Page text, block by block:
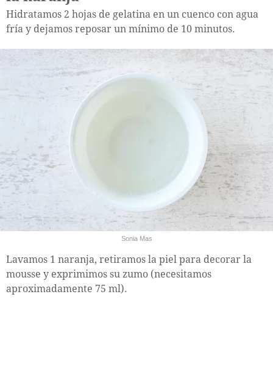
Hidratamos 2 hojas de gelatina en un cuenco con agua
fría y dejamos reposar un mínimo de 10 minutos.
Sonia Mas
Lavamos 1 naranja, retiramos la piel para decorar la
mousse y exprimimos su zumo (necesitamos
aproximadamente 75 ml).